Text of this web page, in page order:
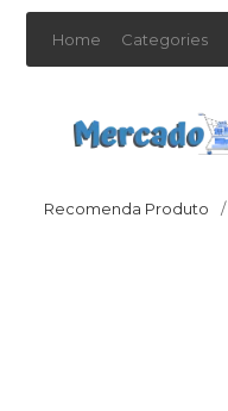
Home Categories
Recomenda Produto /